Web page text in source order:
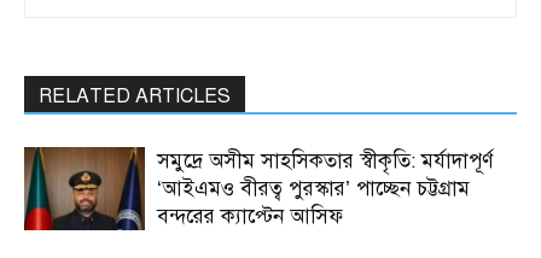
RELATED ARTICLES
সমুদ্রে অসীম সাহসিকতার স্বীকৃতি: মর্যাদাপূর্ণ
‘আইএমও বীরত্ব পুরস্কার’ পাচ্ছেন চট্টগ্রাম
বন্দরের ক্যাপ্টেন আসিফ